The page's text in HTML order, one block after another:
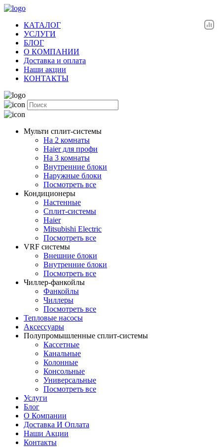
КАТАЛОГ
УСЛУГИ
БЛОГ
О КОМПАНИИ
Доставка и оплата
Наши акции
КОНТАКТЫ
Мульти сплит-системы
На 2 комнаты
Haier для профи
На 3 комнаты
Внутренние блоки
Наружные блоки
Посмотреть все
Кондиционеры
Настенные
Сплит-системы
Haier
Mitsubishi Electric
Посмотреть все
VRF системы
Внешние блоки
Внутренние блоки
Посмотреть все
Чиллер-фанкойлы
Фанкойлы
Чиллеры
Посмотреть все
Тепловые насосы
Аксессуары
Полупромышленные сплит-системы
Кассетные
Канальные
Колонные
Консольные
Универсальные
Посмотреть все
Услуги
Блог
О Компании
Доставка И Оплата
Наши Акции
Контакты